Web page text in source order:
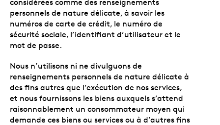
considérées comme des renseignements
personnels de nature délicate, à savoir les
numéros de carte de crédit, le numéro de
sécurité sociale, l’identifiant d’utilisateur et le
mot de passe.
Nous n’utilisons ni ne divulguons de
renseignements personnels de nature délicate à
des fins autres que l’exécution de nos services,
et nous fournissons les biens auxquels s’attend
raisonnablement un consommateur moyen qui
demande ces biens ou services ou à d’autres fins